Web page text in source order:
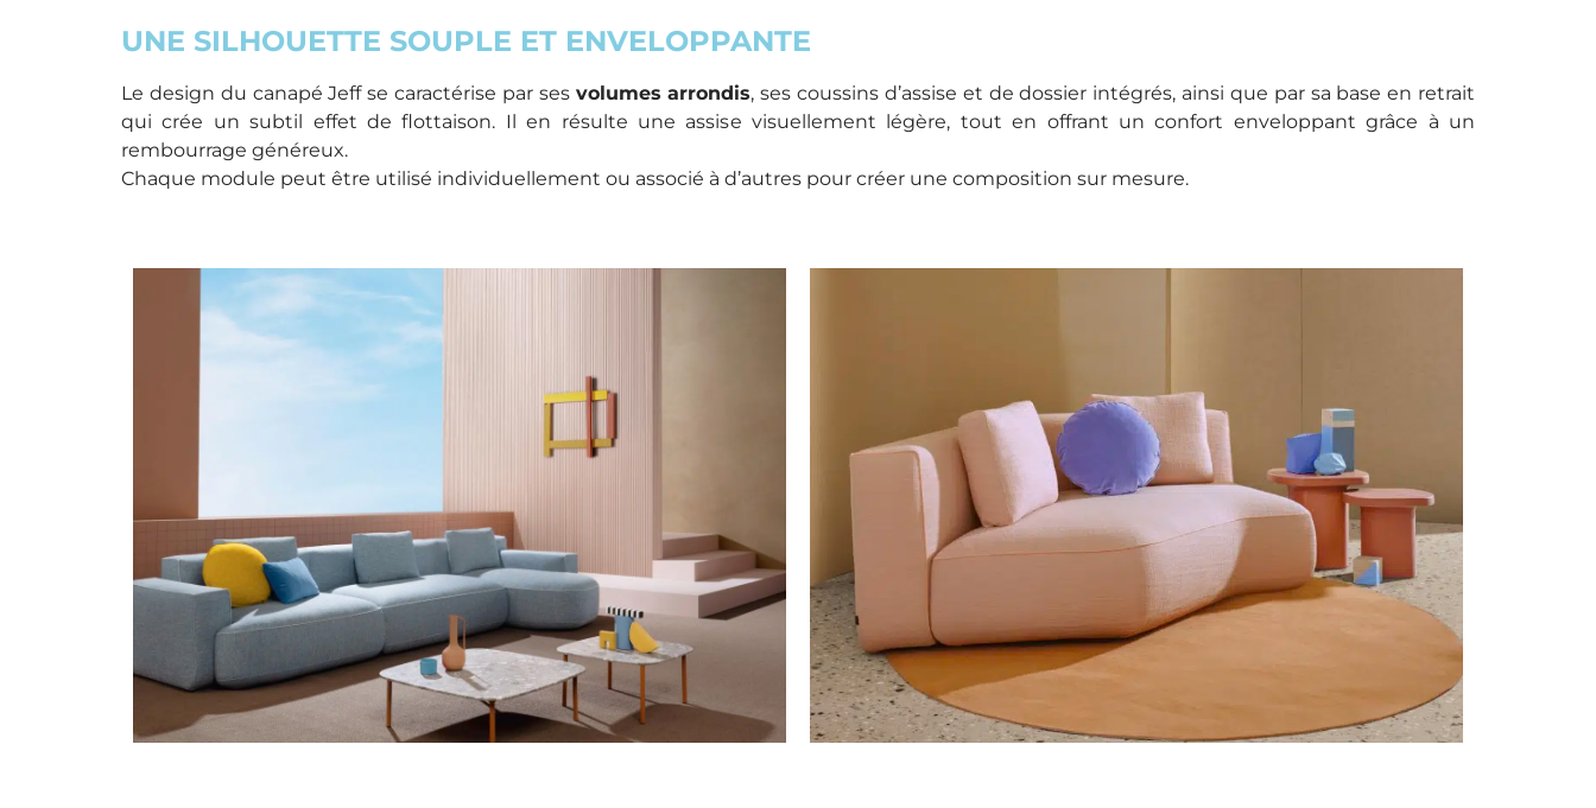
UNE SILHOUETTE SOUPLE ET ENVELOPPANTE
Le design du canapé Jeff se caractérise par ses volumes arrondis, ses coussins d’assise et de dossier intégrés, ainsi que par sa base en retrait
qui crée un subtil effet de flottaison. Il en résulte une assise visuellement légère, tout en offrant un confort enveloppant grâce à un
rembourrage généreux.
Chaque module peut être utilisé individuellement ou associé à d’autres pour créer une composition sur mesure.